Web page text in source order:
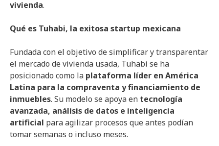
vivienda.
Qué es Tuhabi, la exitosa startup mexicana
Fundada con el objetivo de simplificar y transparentar
el mercado de vivienda usada, Tuhabi se ha
posicionado como la plataforma líder en América
Latina para la compraventa y financiamiento de
inmuebles. Su modelo se apoya en tecnología
avanzada, análisis de datos e inteligencia
artificial para agilizar procesos que antes podían
tomar semanas o incluso meses.